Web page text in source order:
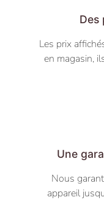
Des
Les prix
en magasin,
Une
Nous
appareil